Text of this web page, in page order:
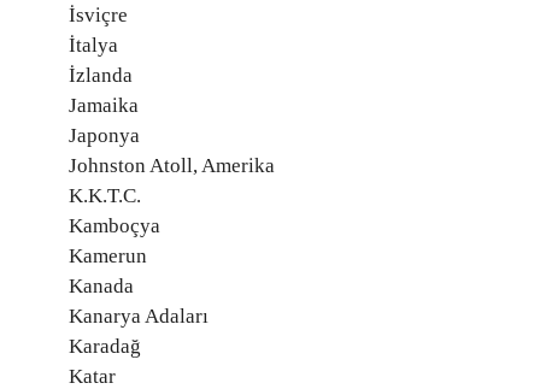
İsviçre
İtalya
İzlanda
Jamaika
Japonya
Johnston Atoll, Amerika
K.K.T.C.
Kamboçya
Kamerun
Kanada
Kanarya Adaları
Karadağ
Katar